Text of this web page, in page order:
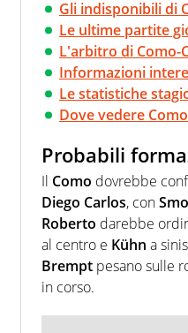
Gli indisponibili di
Le ultime partite
L'arbitro di Como-
Informazioni
Le statistiche
Dove vedere
Probabili
Il Como dovrebbe
Diego Carlos, con
Roberto darebbe
al centro e Kühn a
Brempt pesano sulle
in corso.